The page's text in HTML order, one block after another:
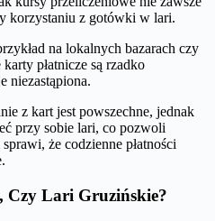
korzystaniu z gotówki w lari.
na lokalnych bazarach czy
płatnicze są rzadko
niezastąpiona.
z kart jest powszechne, jednak
przy sobie lari, co pozwoli
że codzienne płatności
Czy Lari Gruzińskie?